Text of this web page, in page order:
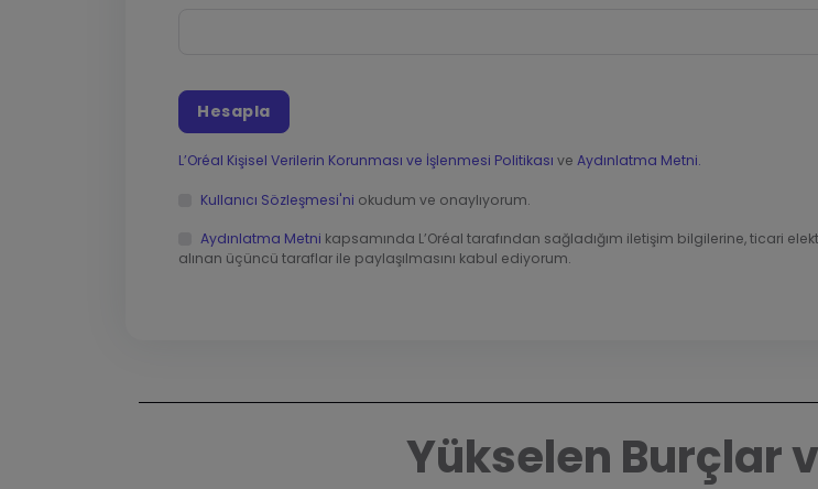
Hesapla
L’Oréal Kişisel Verilerin Korunması ve İşlenmesi Politikası ve Aydınlatma Metni.
Kullanıcı Sözleşmesi'ni okudum ve onaylıyorum.
Aydınlatma Metni kapsamında L’Oréal tarafından sağladığım iletişim bilgilerine, ticari
alınan üçüncü taraflar ile paylaşılmasını kabul ediyorum.
Yükselen Burçlar